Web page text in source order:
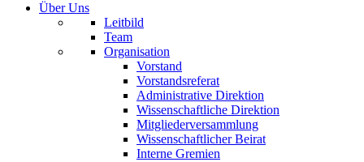
Über Uns
Leitbild
Team
Organisation
Vorstand
Vorstandsreferat
Administrative Direktion
Wissenschaftliche Direktion
Mitgliederversammlung
Wissenschaftlicher Beirat
Interne Gremien